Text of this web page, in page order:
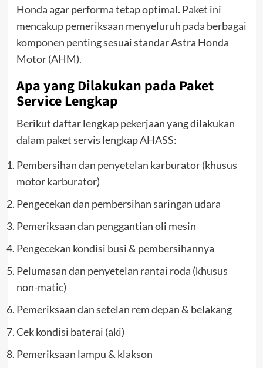
Honda agar performa tetap optimal. Paket ini
mencakup pemeriksaan menyeluruh pada berbagai
komponen penting sesuai standar Astra Honda
Motor (AHM).
Apa yang Dilakukan pada Paket
Service Lengkap
Berikut daftar lengkap pekerjaan yang dilakukan
dalam paket servis lengkap AHASS:
Pembersihan dan penyetelan karburator (khusus
motor karburator)
Pengecekan dan pembersihan saringan udara
Pemeriksaan dan penggantian oli mesin
Pengecekan kondisi busi & pembersihannya
Pelumasan dan penyetelan rantai roda (khusus
non-matic)
Pemeriksaan dan setelan rem depan & belakang
Cek kondisi baterai (aki)
Pemeriksaan lampu & klakson